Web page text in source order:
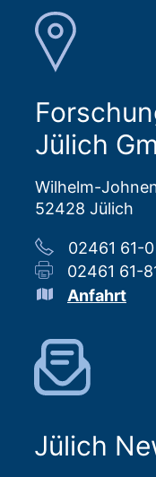
Jülich
Wilhelm-
52428 Jülich
02461 61-0
02461 61-
Anfahrt
Jülich